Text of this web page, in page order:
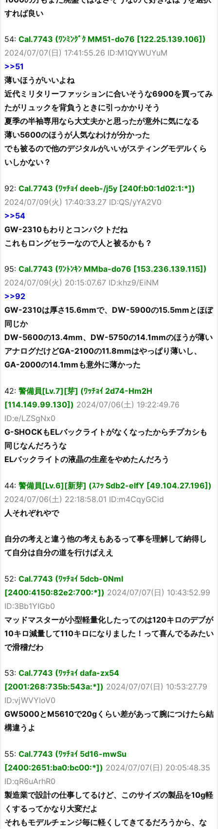
すれば良い
54: Cal.7743 (ﾜﾝﾐﾝｸﾞｸ MM51-do76 [122.25.139.106])
2024/07/07(日) 17:41:55.26 ID:M1QYWUYuM
>>51
薄いほうがいいよね
近代ミリタリーファッションに合いそうな6900を買ってみ
たがリュックを背負うときに引っかかりそう
夏季の半袖専用なら大丈夫かと思ったが意外に気になる
薄い5600のほうが人気なわけが分かった
でも被るので他のデジタルがいいがスティングモデルくら
いしかない？
92: Cal.7743 (ﾜｯﾁｮｲ deeb-/j5y [240f:b0:1d02:1:*])
2024/07/09(火) 17:40:33.27 ID:QS/yYA2V0
>>54
GW-2310もわりとコンパクトだね
これもロングセラーなので人と被るかも？
95: Cal.7743 (ﾜﾝﾄﾝｷﾝ MMba-do76 [153.236.139.115])
2024/07/09(火) 20:15:07.67 ID:khz9/EiNM
>>92
GW-2310は厚さ15.6mmで、DW-5900の15.5mmとほぼ
同じか
DW-5600の13.4mm、DW-5750の14.1mmのほうが薄い
アナログだけどGA-2100の11.8mmはやっぱり薄いし、
GA-2000の14.1mmも意外に薄かった
42: 警備員[Lv.7][芽] (ﾜｯﾁｮｲ 2d74-Hm2H
[114.149.99.130]) 2024/07/06(土) 19:22:49.76
ID:e/LZSgNx0
G-SHOCKもELバックライトがなくなったからチプカシも
同じなんだろうな
ELバックライトの液晶の生産をやめたんだろう
44: 警備員[Lv.6][新芽] (ｽﾌｯ Sdb2-elfY [49.104.27.196])
2024/07/06(土) 22:18:58.01 ID:m4CqyGCid
人それぞれやで
自分の考えと違う他の考えもあるって事を理解して納得し
て自分は自分の道を行けばええ
52: Cal.7743 (ﾜｯﾁｮｲ 5dcb-0NmI
[2400:4150:82e2:700:*]) 2024/07/07(日) 10:43:52.99
ID:3Bb1YIGb0
マッドマスターが小型軽量化したってのは120キロのデブが
10キロ減量して110キロになりました！って喜んでるみたい
で滑稽だわ
53: Cal.7743 (ﾜｯﾁｮｲ dafa-zx54
[2001:268:735b:543a:*]) 2024/07/07(日) 10:53:27.79
ID:vjWVYloV0
GW5000とM5610で20gくらい差があって腕につけたら結
構違うよ
55: Cal.7743 (ﾜｯﾁｮｲ 5d16-mwSu
[2400:2651:ba0:bc00:*]) 2024/07/07(日) 20:05:48.35
ID:qR6uArhR0
製造業で設計の仕事してるけど、このサイズの製品を10g軽
くするってかなり大変だよ
それもモデルチェンジ毎に軽くしてきてるだろうから、な